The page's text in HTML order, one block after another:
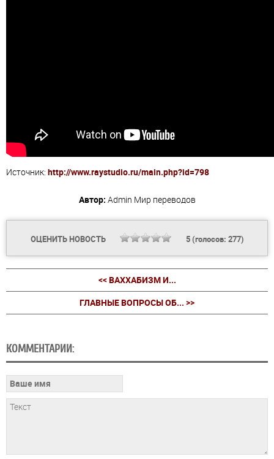
Источник: http://www.raystudio.ru/main.php?id=798
Автор: Admin Мир переводов
ОЦЕНИТЬ НОВОСТЬ 5(голосов: 277)
<< ВАХХАБИЗМ И...
ГЛАВНЫЕ ВОПРОСЫ ОБ... >>
КОММЕНТАРИИ: